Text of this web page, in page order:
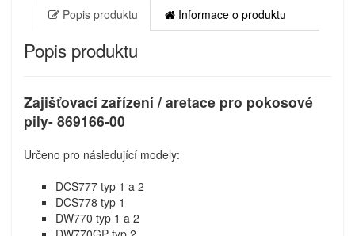
Popis produktu
Informace o produktu
Popis produktu
Zajišťovací zařízení / aretace pro pokosové
pily- 869166-00
Určeno pro následující modely:
DCS777 typ 1 a 2
DCS778 typ 1
DW770 typ 1 a 2